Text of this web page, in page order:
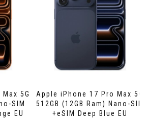
5G
SIM
EU
Apple iPhone 17 Pro Max 5G
512GB (12GB Ram) Nano-SIM
+eSIM Deep Blue EU